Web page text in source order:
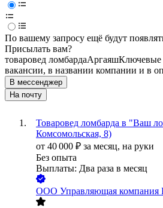
По вашему запросу ещё будут
Присылать вам?
товаровед ломбардаАргаяшКлючевые
вакансии, в названии компании и в
В мессенджер
На почту
Товаровед ломбарда в "Ваш
Комсомольская, 8)
от 40 000 ₽ за месяц, на руки
Без опыта
Выплаты: Два раза в месяц
ООО Управляющая компания